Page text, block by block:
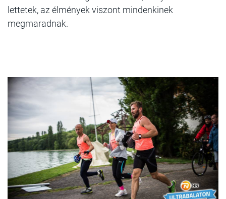
lettetek, az élmények viszont mindenkinek
megmaradnak.